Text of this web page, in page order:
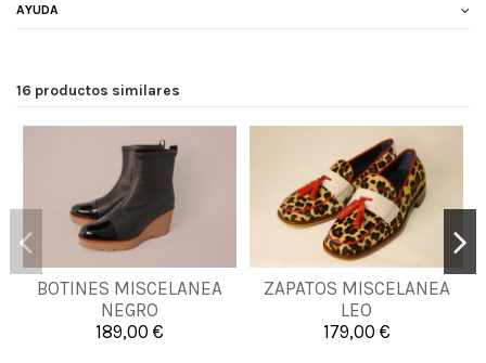
AYUDA
16 productos similares
BOTINES MISCELANEA
NEGRO
189,00 €
35 36 39
40
ZAPATOS MISCELANEA
LEO
179,00 €
37 39 41 42
Añadir al carrito